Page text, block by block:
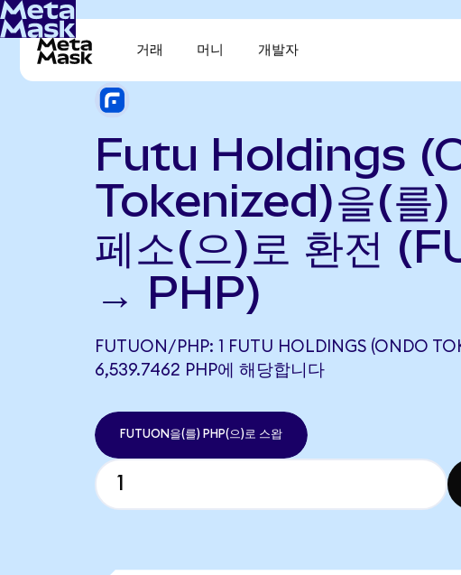
거래 머니 개발자
Futu Holdings
Tokenized)을(를)
페소(으)로 환전
→ PHP)
FUTUON/PHP: 1 FUTU HOLDINGS (ONDO
6,539.7462 PHP에 해당합니다
FUTUON을(를) PHP(으)로 스왑